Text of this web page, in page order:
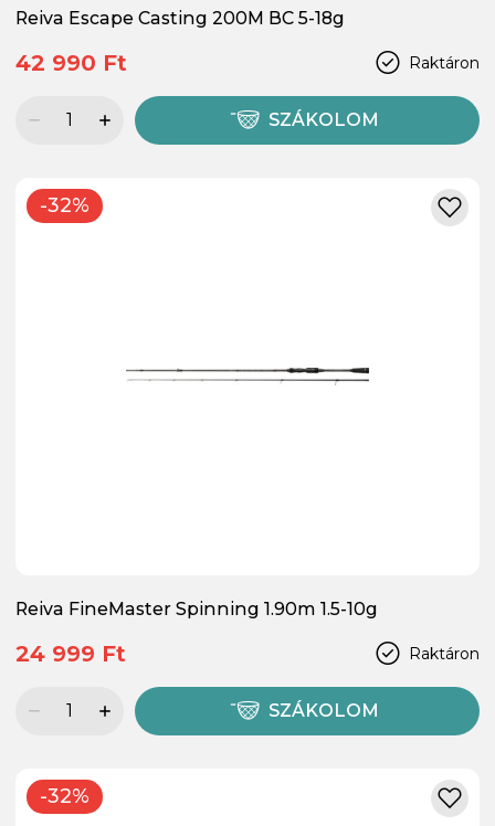
Reiva Escape Casting 200M BC 5-18g
Raktáron
42 990 Ft
SZÁKOLOM
-32%
Reiva FineMaster Spinning 1.90m 1.5-10g
Raktáron
24 999 Ft
SZÁKOLOM
-32%